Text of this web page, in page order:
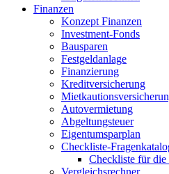
Finanzen
Konzept Finanzen
Investment-Fonds
Bausparen
Festgeldanlage
Finanzierung
Kreditversicherung
Autovermietung
Abgeltungsteuer
Eigentumsparplan
Checkliste-
Checkliste für die
Vergleichsrechner